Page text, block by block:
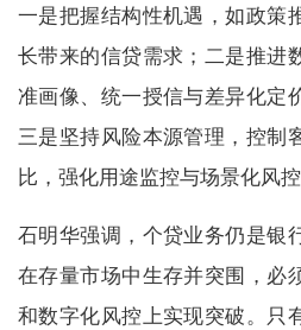
一是把握结构性机遇，如政策
长带来的信贷需求；二是推进
准画像、统一授信与差异化定
三是坚持风险本源管理，控制
比，强化用途监控与场景化风控
石明华强调，个贷业务仍是银
在存量市场中生存并突围，必
和数字化风控上实现突破。只